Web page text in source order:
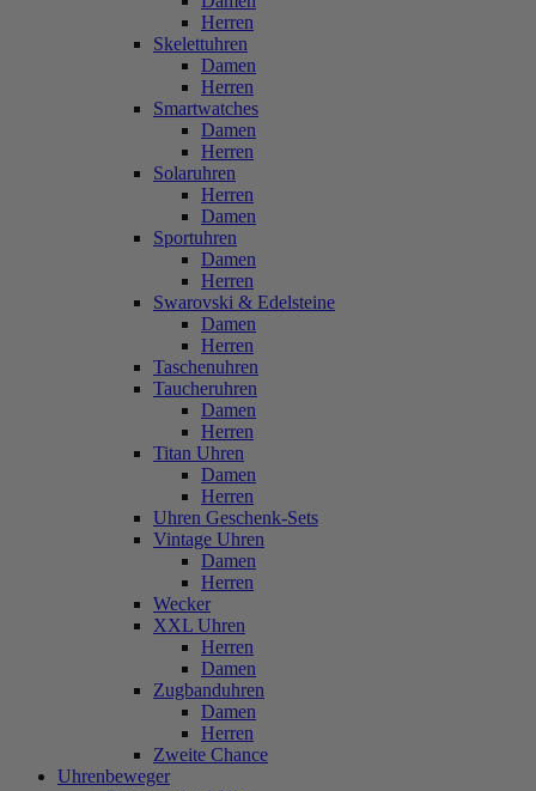
Herren
Skelettuhren
Damen
Herren
Smartwatches
Damen
Herren
Solaruhren
Herren
Damen
Sportuhren
Damen
Herren
Swarovski & Edelsteine
Damen
Herren
Taschenuhren
Taucheruhren
Damen
Herren
Titan Uhren
Damen
Herren
Uhren Geschenk-Sets
Vintage Uhren
Damen
Herren
Wecker
XXL Uhren
Herren
Damen
Zugbanduhren
Damen
Herren
Zweite Chance
Uhrenbeweger